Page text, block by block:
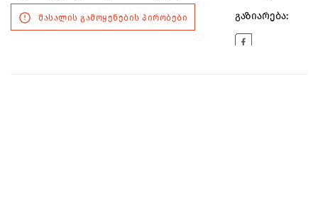
მასალის გამოყენების პირობები გაზიარება: